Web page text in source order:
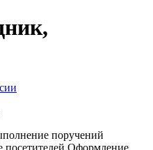
поручений
посетителей.Оформление